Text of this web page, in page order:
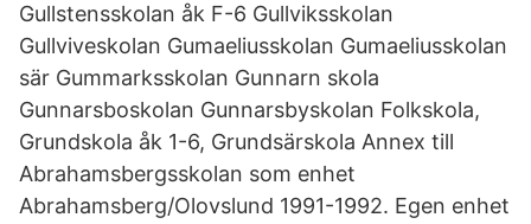
Gullstensskolan åk F-6 Gullviksskolan
Gullviveskolan Gumaeliusskolan Gumaeliusskolan
sär Gummarksskolan Gunnarn skola
Gunnarsboskolan Gunnarsbyskolan Folkskola,
Grundskola åk 1-6, Grundsärskola Annex till
Abrahamsbergsskolan som enhet
Abrahamsberg/Olovslund 1991-1992. Egen enhet